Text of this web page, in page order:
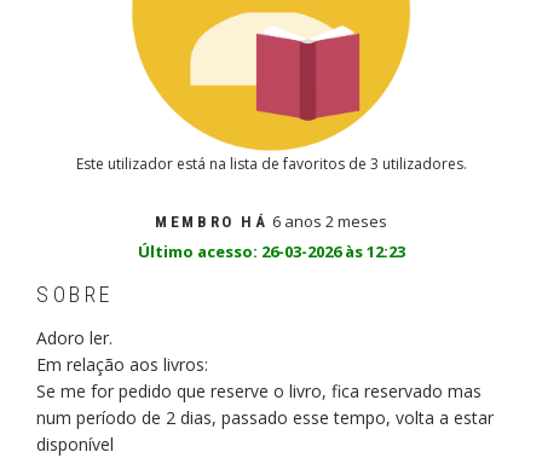
Este utilizador está na lista de favoritos de 3 utilizadores.
MEMBRO HÁ 6 anos 2 meses
Último acesso: 26-03-2026 às 12:23
SOBRE
Adoro ler.
Em relação aos livros:
Se me for pedido que reserve o livro, fica reservado mas
num período de 2 dias, passado esse tempo, volta a estar
disponível